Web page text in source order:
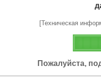
[Техническая
Пожалуйста,